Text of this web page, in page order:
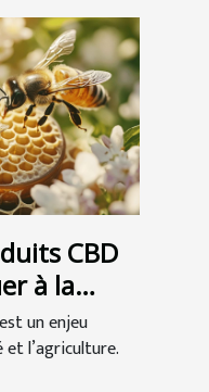
CBD
à la
?
un enjeu
l’agriculture.